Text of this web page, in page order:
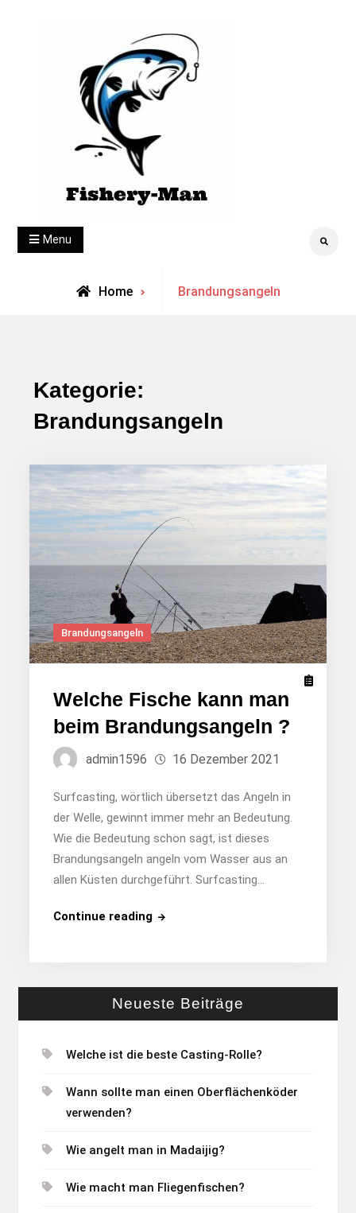
fishery-man
Menu Search
Home
Archive
Brandungsangeln
Kategorie:
Brandungsangeln
Brandungsangeln
Welche Fische kann man
beim Brandungsangeln ?
admin1596 16 Dezember 2021
Surfcasting, wörtlich übersetzt das Angeln in
der Welle, gewinnt immer mehr an Bedeutung.
Wie die Bedeutung schon sagt, ist dieses
Brandungsangeln angeln vom Wasser aus an
allen Küsten durchgeführt. Surfcasting…
Continue readingWelche
beim
Brandungsangeln
Neueste Beiträge
Welche ist die beste Casting-Rolle?
Wann sollte man einen Oberflächenköder
verwenden?
Wie angelt man in Madaijig?
Wie macht man Fliegenfischen?